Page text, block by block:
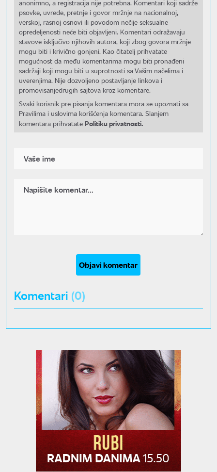
anonimno, a registracija nije potrebna. Komentari koji sadrže
psovke, uvrede, pretnje i govor mržnje na nacionalnoj,
verskoj, rasnoj osnovi ili povodom nečije seksualne
opredeljenosti neće biti objavljeni. Komentari odražavaju
stavove isključivo njihovih autora, koji zbog govora mržnje
mogu biti i krivično gonjeni. Kao čitatelj prihvatate
mogućnost da među komentarima mogu biti pronađeni
sadržaji koji mogu biti u suprotnosti sa Vašim načelima i
uverenjima. Nije dozvoljeno postavljanje linkova i
promovisanjedrugih sajtova kroz komentare.
Svaki korisnik pre pisanja komentara mora se upoznati sa
Pravilima i uslovima korišćenja komentara. Slanjem
komentara prihvatate Politiku privatnosti.
Objavi komentar
Komentari (0)